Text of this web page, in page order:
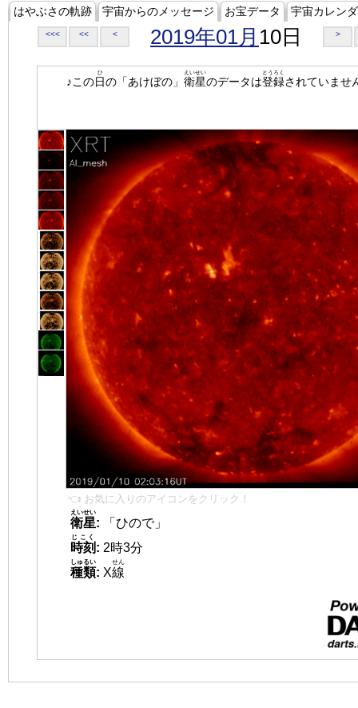
はやぶさの軌跡 宇宙からのメッセージ お宝データ 宇宙カレン
<<< << < 2019年01月 10日 >
♪この日
ひ
の「あけぼの」 衛星
えいせい
のデータは登録
とうろく
されていませ
👈 お気に入りのアイコンをクリック！
衛星
えいせい
:
「ひので」
時刻
じこく
: 2時3分
種類
しゅるい
: X線
せん